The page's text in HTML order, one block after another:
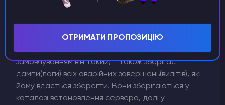
Сервер - якщо його так налаштовано (за
замовчуванням він такий) - також зберігає
дампи(логи) всіх аварійних завершень(вилітів), які
йому вдається зберегти. Вони зберігаються у
каталозі встановлення сервера, далі у
ОТРИМАТИ ПРОПОЗИЦІЮ